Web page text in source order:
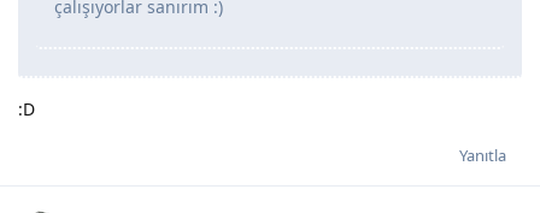
çalışıyorlar sanırım :)
:D
Yanıtla